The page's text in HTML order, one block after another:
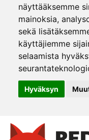
näyttääksemme
mainoksia,
sekä
käyttäjiemme
selaamista
Hyväksyn